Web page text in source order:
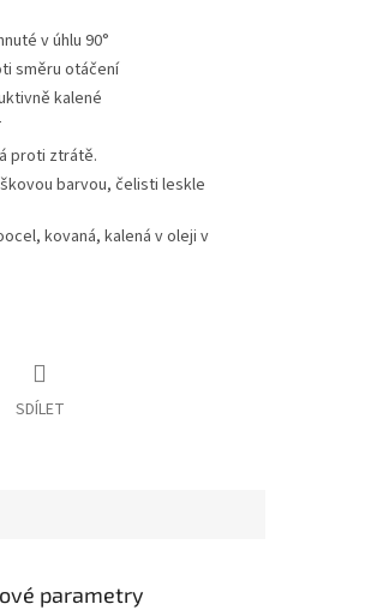
v úhlu 90°
směru otáčení
kalené
proti ztrátě.
barvou, čelisti leskle
kovaná, kalená v oleji v
SDÍLET
parametry